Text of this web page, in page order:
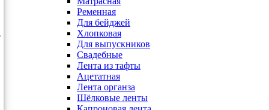
Ременная
Для бейджей
Хлопковая
Для выпускников
Свадебные
Лента из тафты
Ацетатная
Лента органза
Шёлковые ленты